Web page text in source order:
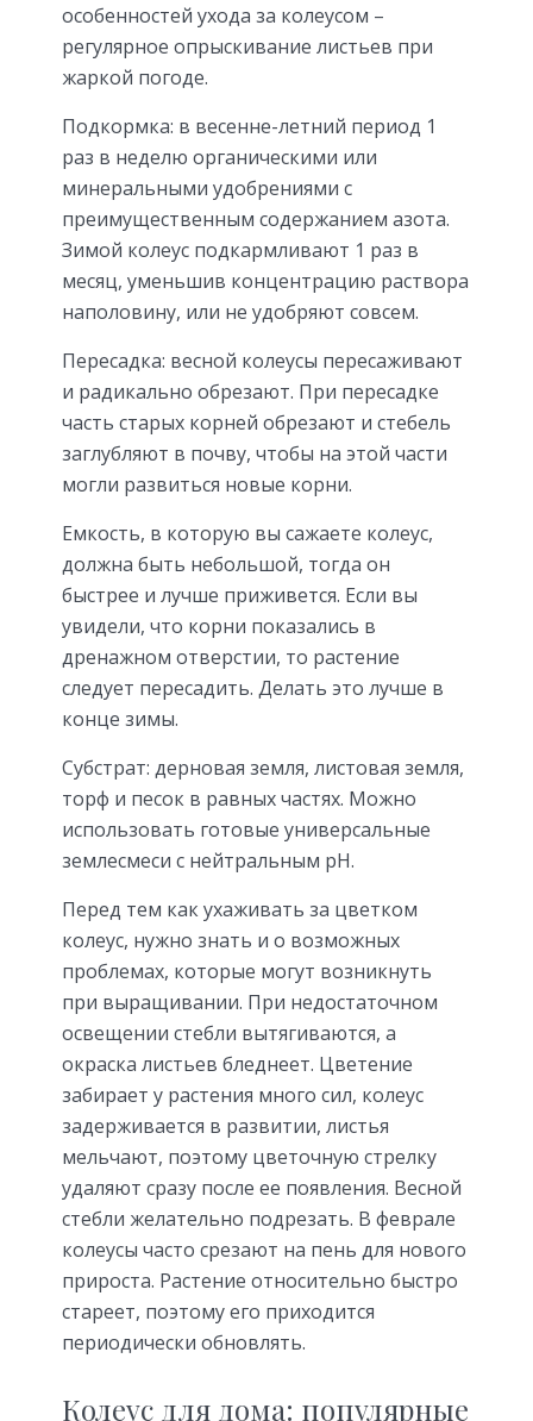
особенностей ухода за колеусом –
регулярное опрыскивание листьев при
жаркой погоде.
Подкормка: в весенне-летний период 1
раз в неделю органическими или
минеральными удобрениями с
преимущественным содержанием азота.
Зимой колеус подкармливают 1 раз в
месяц, уменьшив концентрацию раствора
наполовину, или не удобряют совсем.
Пересадка: весной колеусы пересаживают
и радикально обрезают. При пересадке
часть старых корней обрезают и стебель
заглубляют в почву, чтобы на этой части
могли развиться новые корни.
Емкость, в которую вы сажаете колеус,
должна быть небольшой, тогда он
быстрее и лучше приживется. Если вы
увидели, что корни показались в
дренажном отверстии, то растение
следует пересадить. Делать это лучше в
конце зимы.
Субстрат: дерновая земля, листовая земля,
торф и песок в равных частях. Можно
использовать готовые универсальные
землесмеси с нейтральным рН.
Перед тем как ухаживать за цветком
колеус, нужно знать и о возможных
проблемах, которые могут возникнуть
при выращивании. При недостаточном
освещении стебли вытягиваются, а
окраска листьев бледнеет. Цветение
забирает у растения много сил, колеус
задерживается в развитии, листья
мельчают, поэтому цветочную стрелку
удаляют сразу после ее появления. Весной
стебли желательно подрезать. В феврале
колеусы часто срезают на пень для нового
прироста. Растение относительно быстро
стареет, поэтому его приходится
периодически обновлять.
Колеус для дома: популярные